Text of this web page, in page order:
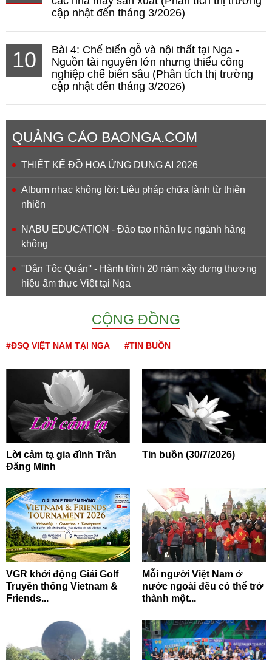
cập nhật đến tháng 3/2026)
10
Bài 4: Chế biến gỗ và nội thất tại Nga -
Nguồn tài nguyên lớn nhưng thiếu công
nghiệp chế biến sâu (Phân tích thị trường
cập nhật đến tháng 3/2026)
QUẢNG CÁO BAONGA.COM
THIẾT KẾ ĐỒ HỌA ỨNG DỤNG AI 2026
Album nhạc không lời: Liệu pháp chữa lành từ thiên
nhiên
NABU EDUCATION - Đào tạo nhân lực ngành hàng
không
''Dân Tộc Quán'' - Hành trình 20 năm xây dựng thương
hiệu ẩm thực Việt tại Nga
CỘNG ĐỒNG
#ĐSQ VIỆT NAM TẠI NGA #TIN BUỒN
Lời cảm tạ gia đình Trần
Đăng Minh
Tin buồn (30/7/2026)
VGR khởi động Giải Golf
Truyền thống Vietnam &
Friends...
Mỗi người Việt Nam ở
nước ngoài đều có thể trở
thành một...